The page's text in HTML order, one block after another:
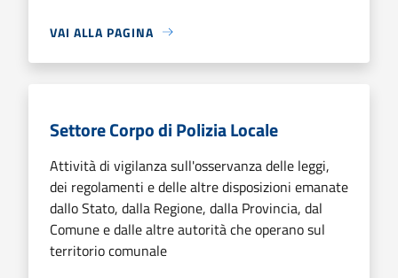
VAI ALLA PAGINA
Settore Corpo di Polizia Locale
Attività di vigilanza sull'osservanza delle leggi,
dei regolamenti e delle altre disposizioni emanate
dallo Stato, dalla Regione, dalla Provincia, dal
Comune e dalle altre autorità che operano sul
territorio comunale